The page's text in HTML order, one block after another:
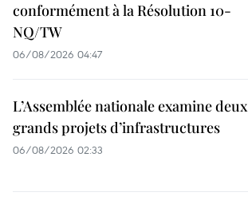
conformément à la Résolution 10-
NQ/TW
06/08/2026 04:47
L’Assemblée nationale examine deux
grands projets d’infrastructures
06/08/2026 02:33